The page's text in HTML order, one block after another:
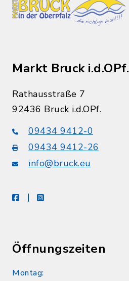
Markt Bruck i.d.OPf.
Rathausstraße 7
92436 Bruck i.d.OPf.
09434 9412-0
09434 9412-26
info@bruck.eu
facebookinstagram
Öffnungszeiten
Montag: